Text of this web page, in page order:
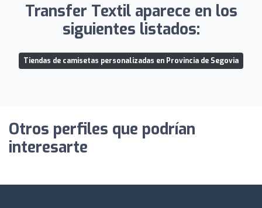
Transfer Textil aparece en los
siguientes listados:
Tiendas de camisetas personalizadas en Provincia de Segovia
Otros perfiles que podrían
interesarte